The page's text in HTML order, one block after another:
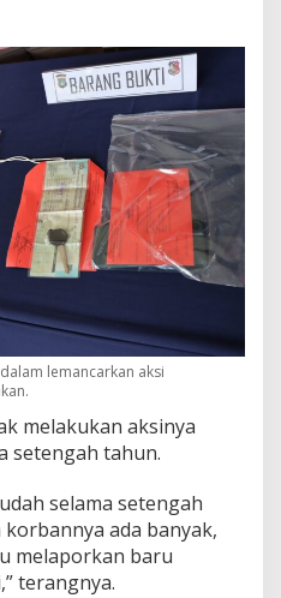
lemancarkan aksi
melakukan aksinya
setengah tahun.
selama setengah
ada banyak,
melaporkan baru
terangnya.